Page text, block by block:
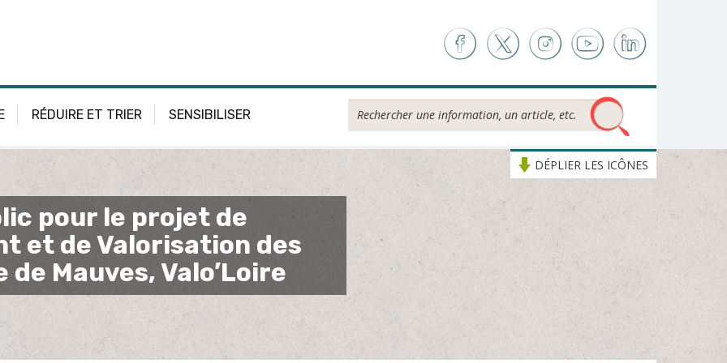
RÉDUIRE ET TRIER SENSIBILISER Rechercher...
DÉPLIER LES ICÔNES
pour le projet de
et de Valorisation des
Mauves, Valo’Loire